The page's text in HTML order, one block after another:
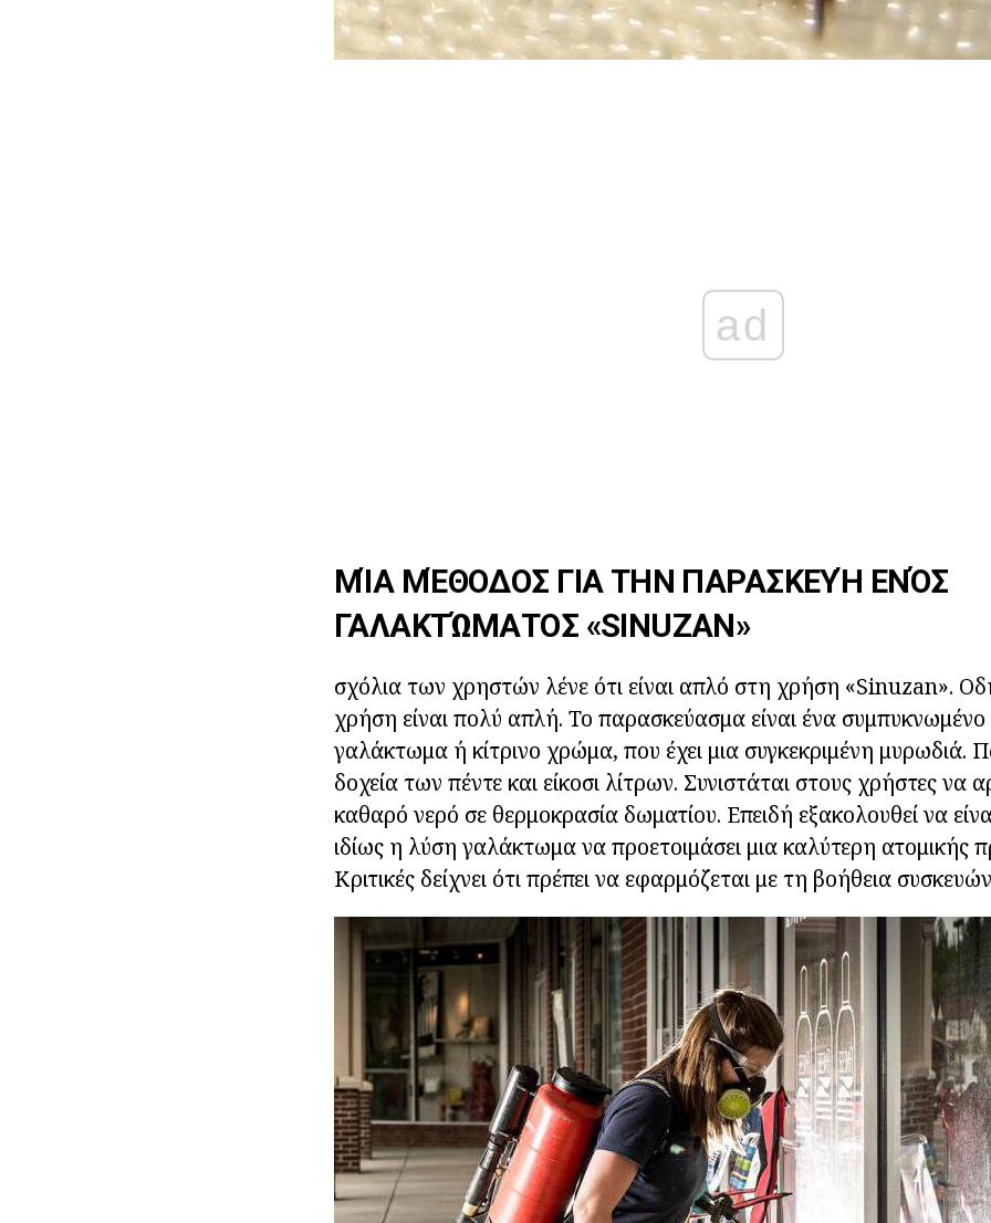
ad
ΜΊΑ ΜΈΘΟΔΟΣ ΓΙΑ ΤΗΝ ΠΑΡΑΣΚΕΥΉ ΕΝΌΣ
ΓΑΛΑΚΤΏΜΑΤΟΣ «SINUZAN»
σχόλια των χρηστών λένε ότι είναι απλό στη χρήση «Sinuzan».
χρήση είναι πολύ απλή. Το παρασκεύασμα είναι ένα
γαλάκτωμα ή κίτρινο χρώμα, που έχει μια συγκεκριμένη μυρωδιά.
δοχεία των πέντε και είκοσι λίτρων. Συνιστάται στους χρήστες να
καθαρό νερό σε θερμοκρασία δωματίου. Επειδή εξακολουθεί να
ιδίως η λύση γαλάκτωμα να προετοιμάσει μια καλύτερη ατομικής
Κριτικές δείχνει ότι πρέπει να εφαρμόζεται με τη βοήθεια